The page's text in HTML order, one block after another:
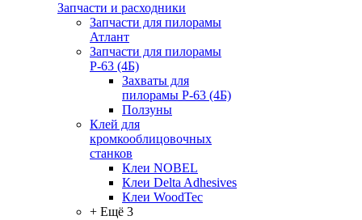
Запчасти и расходники
Запчасти для пилорамы
Атлант
Запчасти для пилорамы
Р-63 (4Б)
Захваты для
пилорамы Р-63 (4Б)
Ползуны
Клей для
кромкооблицовочных
станков
Клеи NOBEL
Клеи Delta Adhesives
Клеи WoodTec
+ Ещё 3